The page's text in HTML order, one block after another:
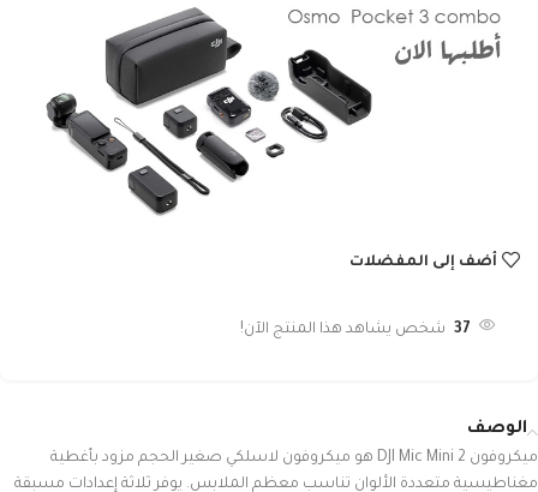
أضف إلى المفضلات
37 شخص يشاهد هذا المنتج الآن!
الوصف
ميكروفون DJI Mic Mini 2 هو ميكروفون لاسلكي صغير الحجم مزود بأغطية
مغناطيسية متعددة الألوان تناسب معظم الملابس. يوفر ثلاثة إعدادات مسبقة